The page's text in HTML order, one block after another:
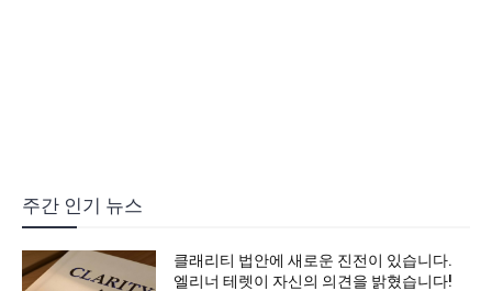
주간 인기 뉴스
클래리티 법안에 새로운 진전이 있습니다.
엘리너 테렛이 자신의 의견을 밝혔습니다!